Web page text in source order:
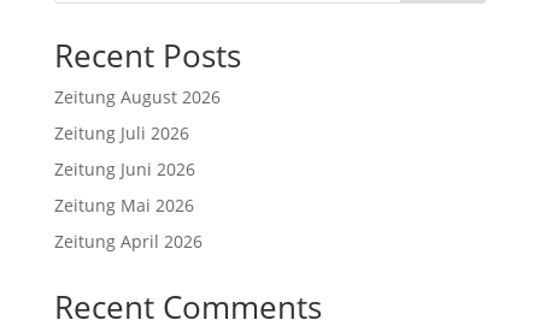
Recent Posts
Zeitung August 2026
Zeitung Juli 2026
Zeitung Juni 2026
Zeitung Mai 2026
Zeitung April 2026
Recent Comments